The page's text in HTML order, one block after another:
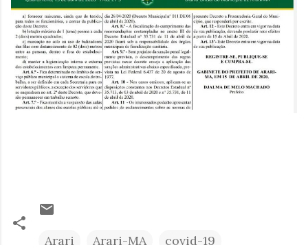
Arari Arari-MA covid-19